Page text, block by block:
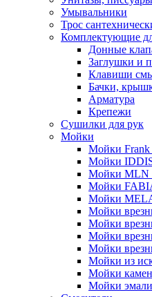
Умывальники
Трос
Комплектующие
Донные
Заглушки и
Клавиши
Бачки,
Арматура
Крепежи
Сушилки для рук
Мойки
Мойки Frank
Мойки
Мойки MLN
Мойки
Мойки
Мойки
Мойки
Мойки
Мойки
Мойки из
Мойки
Мойки